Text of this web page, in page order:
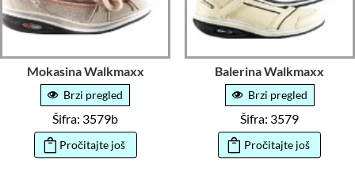
Mokasina Walkmaxx
Brzi pregled
Šifra: 3579b
Pročitajte još
Balerina Walkmaxx
Brzi pregled
Šifra: 3579
Pročitajte još